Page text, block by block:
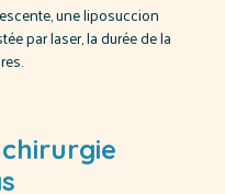
une liposuccion
par laser, la durée de la